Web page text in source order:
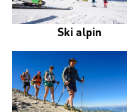
Ski alpin